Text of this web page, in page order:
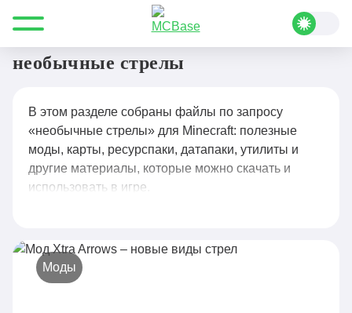
Все для Minecraft необычные стрелы
необычные стрелы
В этом разделе собраны файлы по запросу
«необычные стрелы» для Minecraft: полезные
моды, карты, ресурспаки, датапаки, утилиты и
другие материалы, которые можно скачать и
использовать в игре.
Моды